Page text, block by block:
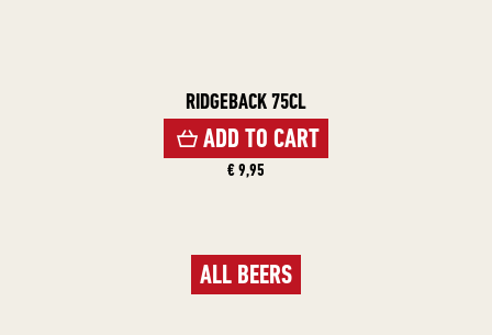
RIDGEBACK 75CL
ADD TO CART
€ 9,95
ALL BEERS